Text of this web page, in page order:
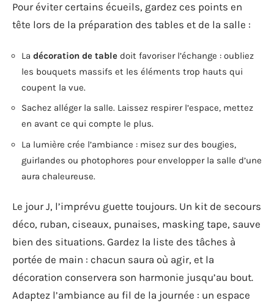
Pour éviter certains écueils, gardez ces points en
tête lors de la préparation des tables et de la salle :
La décoration de table doit favoriser l’échange : oubliez
les bouquets massifs et les éléments trop hauts qui
coupent la vue.
Sachez alléger la salle. Laissez respirer l’espace, mettez
en avant ce qui compte le plus.
La lumière crée l’ambiance : misez sur des bougies,
guirlandes ou photophores pour envelopper la salle d’une
aura chaleureuse.
Le jour J, l’imprévu guette toujours. Un kit de secours
déco, ruban, ciseaux, punaises, masking tape, sauve
bien des situations. Gardez la liste des tâches à
portée de main : chacun saura où agir, et la
décoration conservera son harmonie jusqu’au bout.
Adaptez l’ambiance au fil de la journée : un espace